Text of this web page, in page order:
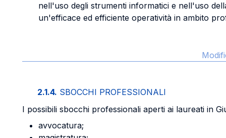
nell'uso degli strumenti informatici e nell'uso
un'efficace ed efficiente operatività in ambito
2.1.4. SBOCCHI PROFESSIONALI
I possibili sbocchi professionali aperti ai laureati in
avvocatura;